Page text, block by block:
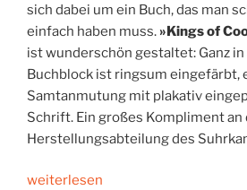
sich dabei um ein Buch, das man
einfach haben muss. »Kings of
ist wunderschön gestaltet: Ganz
Buchblock ist ringsum eingefärbt,
Samtanmutung mit plakativ
Schrift. Ein großes Kompliment an
Herstellungsabteilung des
„Könige
weiterlesen